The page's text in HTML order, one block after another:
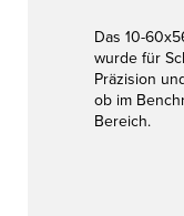
Das 10-
wurde für
Präzision
ob im
Bereich.